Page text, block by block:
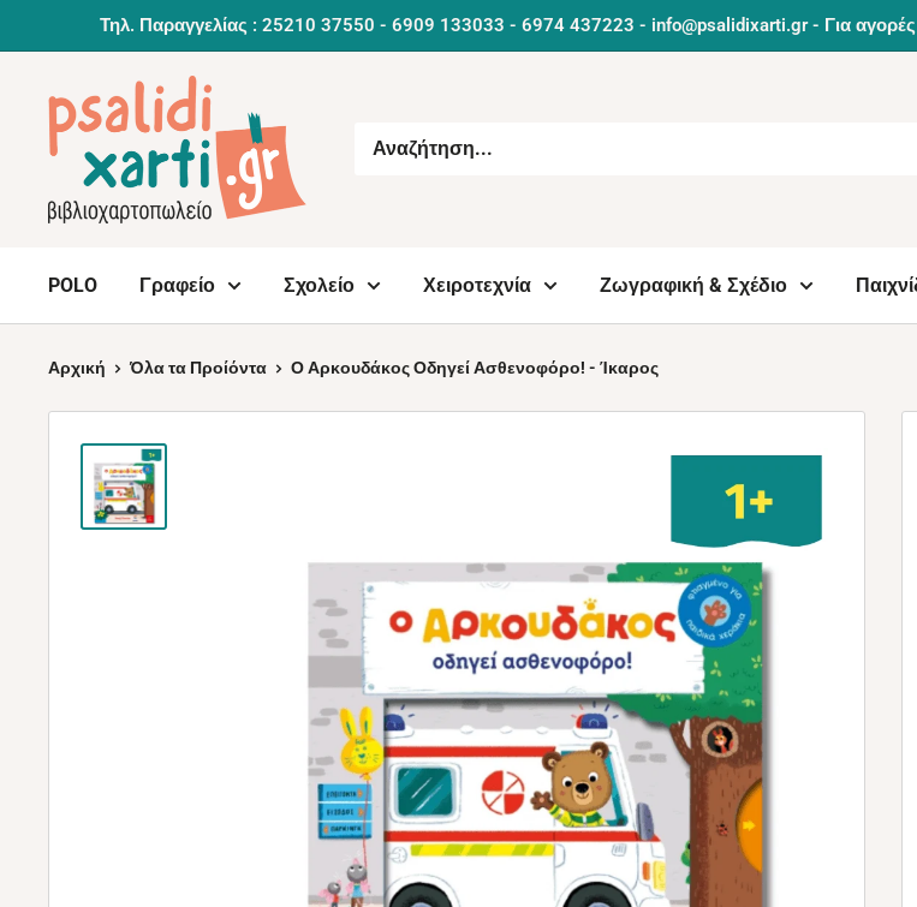
Τηλ. Παραγγελίας : 25210 37550 - 6909 133033 - 6974 437223 - info@psalidixarti.gr - Για
POLO Γραφείο Σχολείο Χειροτεχνία Ζωγραφική & Σχέδιο
Αρχική Όλα τα Προίόντα Ο Αρκουδάκος Οδηγεί Ασθενοφόρο! - Ίκαρος